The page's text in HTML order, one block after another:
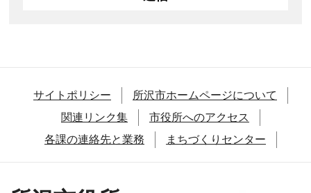
サイトポリシー
所沢市ホームページについて
関連リンク集
市役所へのアクセス
各課の連絡先と業務
まちづくりセンター